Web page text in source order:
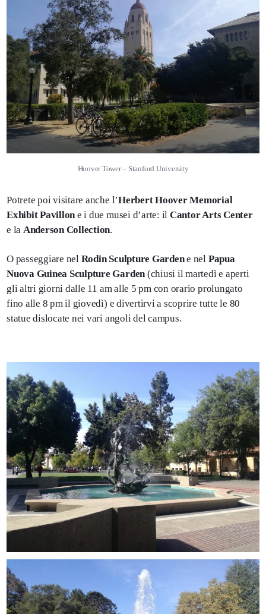
Hoover Tower – Stanford University
Potrete poi visitare anche l’Herbert Hoover Memorial
Exhibit Pavillon e i due musei d’arte: il Cantor Arts Center
e la Anderson Collection.
O passeggiare nel Rodin Sculpture Gardene nel Papua
Nuova Guinea Sculpture Garden(chiusi il martedì e aperti
gli altri giorni dalle 11 am alle 5 pm con orario prolungato
fino alle 8 pm il giovedì) e divertirvi a scoprire tutte le 80
statue dislocate nei vari angoli del campus.